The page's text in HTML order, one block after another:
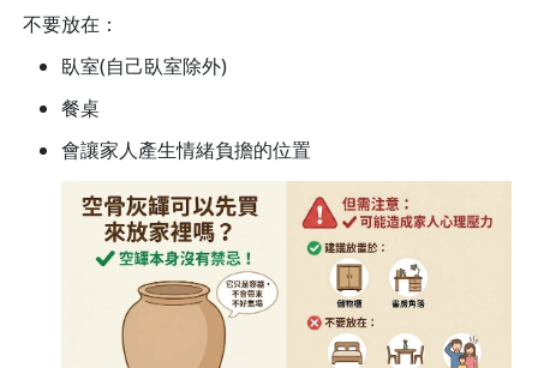
不要放在：
臥室(自己臥室除外)
餐桌
會讓家人產生情緒負擔的位置